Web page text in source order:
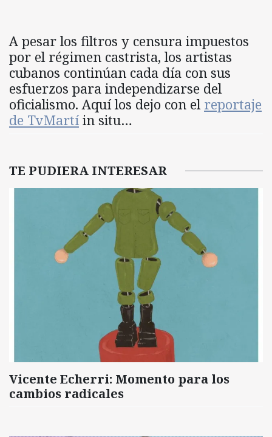
A pesar los filtros y censura impuestos
por el régimen castrista, los artistas
cubanos continúan cada día con sus
esfuerzos para independizarse del
oficialismo. Aquí los dejo con el reportaje
de TvMartíin situ…
TE PUDIERA INTERESAR
Vicente Echerri: Momento para los
cambios radicales